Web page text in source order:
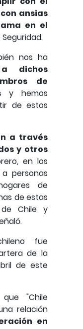
ansias
en el
nos ha
dichos
de
y hemos
de estos
a través
y otros
en los
personas
de
de estas
Chile y
fue
de la
de este
"Chile
relación
en